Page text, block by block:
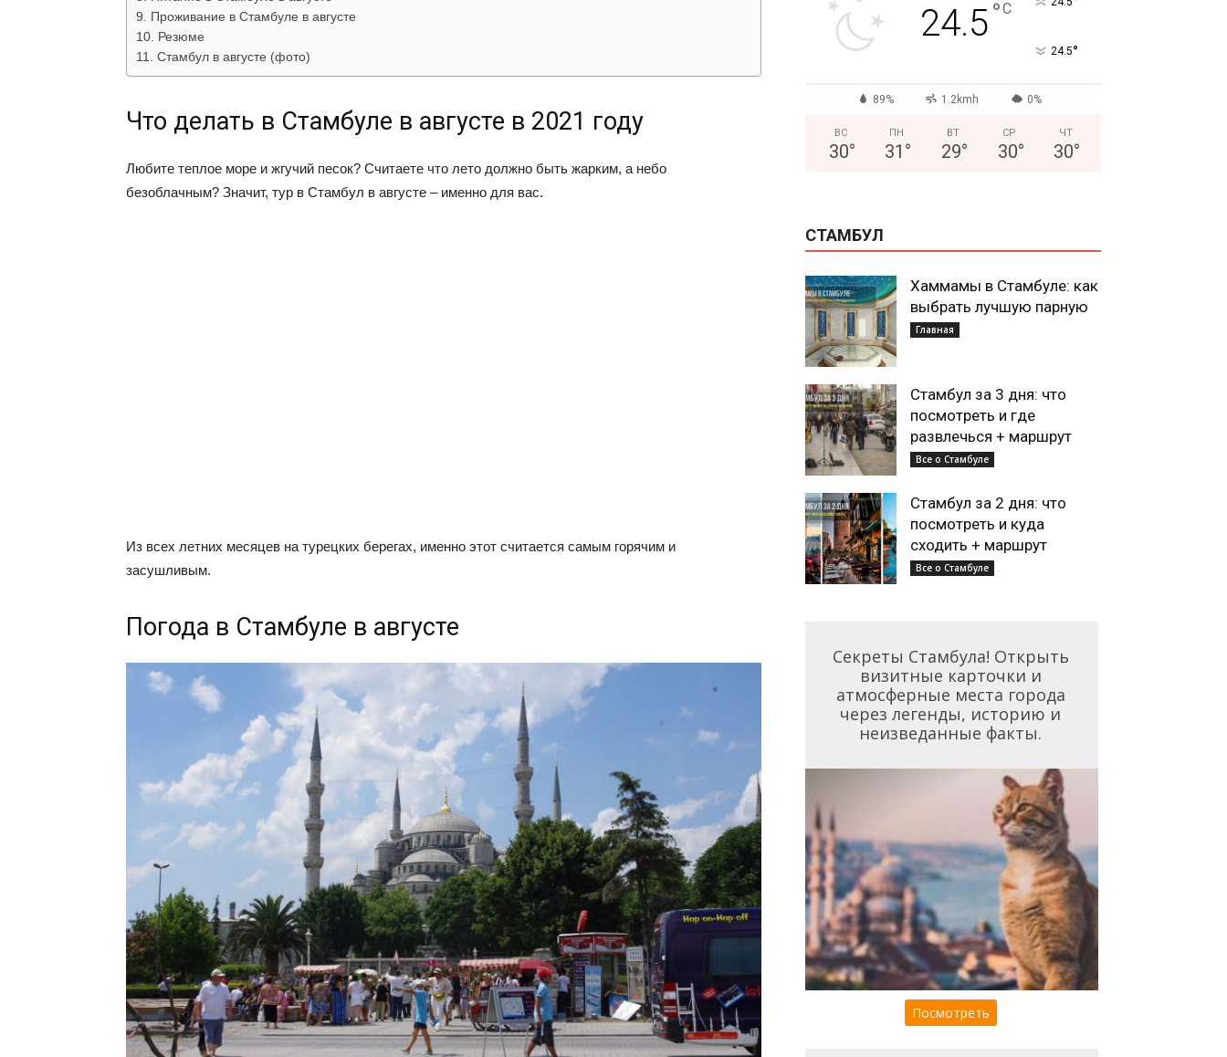
Проживание в Стамбуле в августе
Резюме
Стамбул в августе (фото)
Что делать в Стамбуле в августе в 2021 году
Любите теплое море и жгучий песок? Считаете что лето должно быть жарким, а небо
безоблачным? Значит, тур в Стамбул в августе – именно для вас.
Из всех летних месяцев на турецких берегах, именно этот считается самым горячим и
засушливым.
Погода в Стамбуле в августе
24.5°C
24.5°
89% 1.2kmh 0%
ВС
30°
ПН
31 °
ВТ
29°
СР
30°
ЧТ
30°
СТАМБУЛ
Хаммамы в Стамбуле: как
выбрать лучшую парную
Главная
Стамбул за 3 дня: что
посмотреть и где
развлечься + маршрут
Все о Стамбуле
Стамбул за 2 дня: что
посмотреть и куда
сходить + маршрут
Все о Стамбуле
Секреты Стамбула! Открыть
визитные карточки и
атмосферные места города
через легенды, историю и
неизведанные факты.
Посмотреть